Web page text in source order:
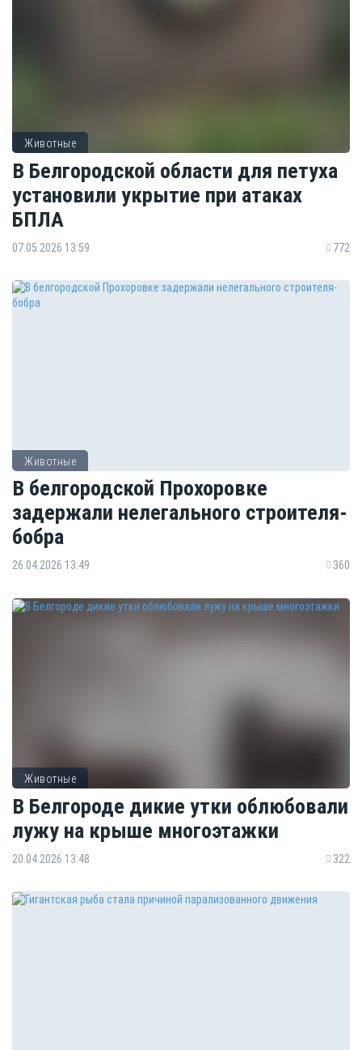
Животные
В Белгородской области для петуха
установили укрытие при атаках
БПЛА
07.05.2026 13:59 772
Животные
В белгородской Прохоровке
задержали нелегального строителя-
бобра
26.04.2026 13:49 360
Животные
В Белгороде дикие утки облюбовали
лужу на крыше многоэтажки
20.04.2026 13:48 322